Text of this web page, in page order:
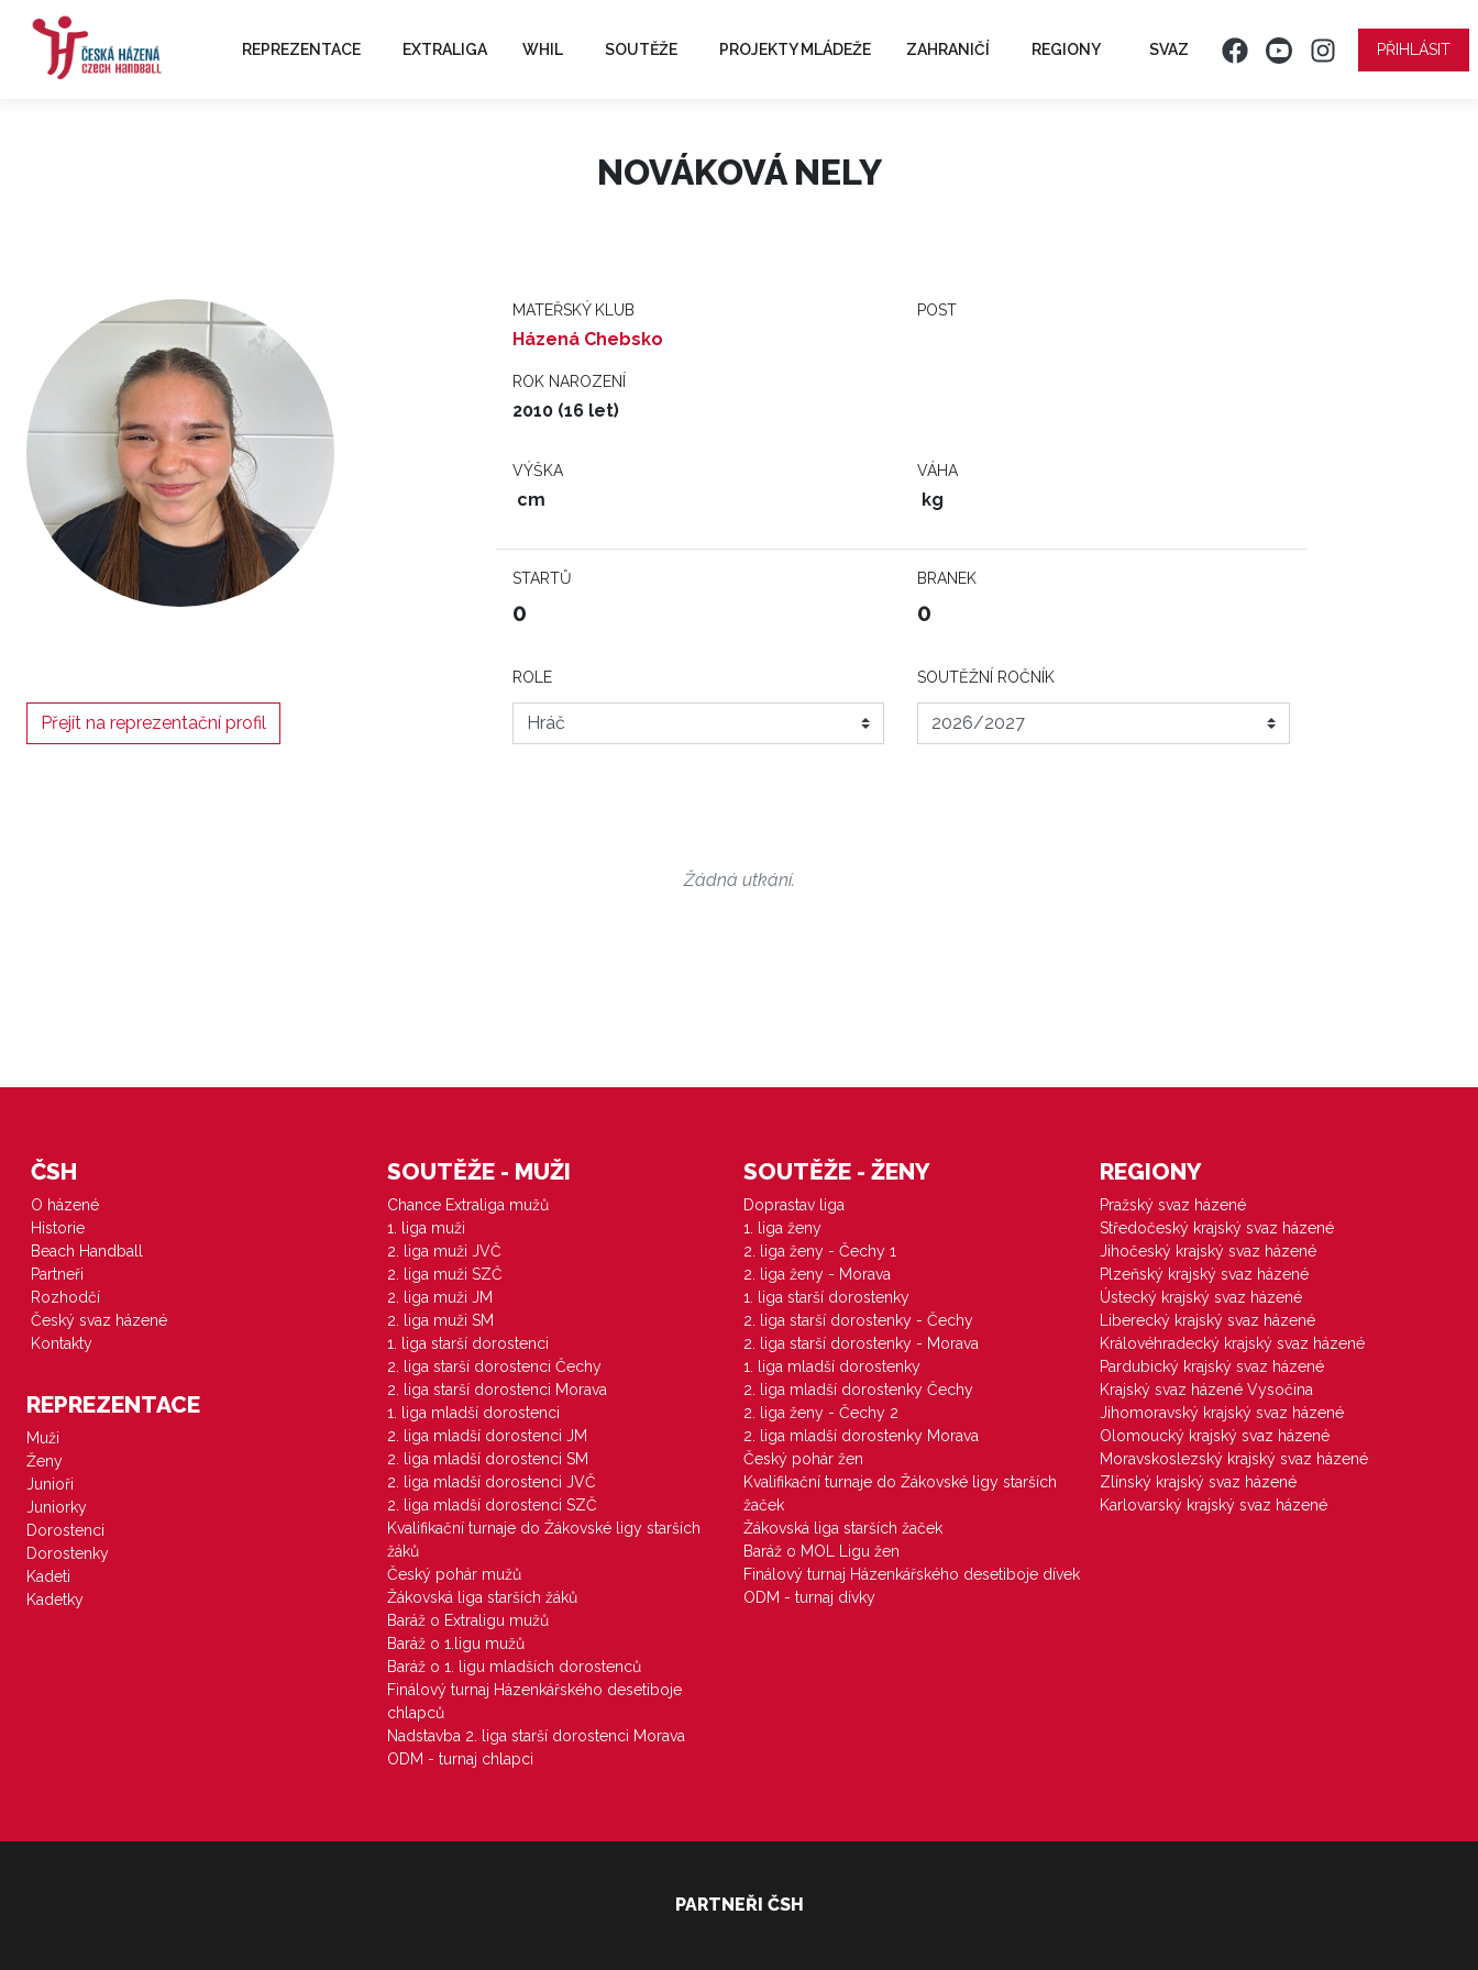
REPREZENTACE EXTRALIGA WHIL SOUTĚŽE PROJEKTY MLÁDEŽE ZAHRANIČÍ REGIONY SVAZ PŘIHLÁSIT
NOVÁKOVÁ NELY
MATEŘSKÝ KLUB
Házená Chebsko
POST
ROK NAROZENÍ
2010 (16 let)
VÝŠKA
cm
VÁHA
kg
STARTŮ
0
BRANEK
0
Přejít na reprezentační profil
ROLE SOUTĚŽNÍ ROČNÍK
Žádná utkání.
ČSH
O házené
Historie
Beach Handball
Partneři
Rozhodčí
Český svaz házené
Kontakty
REPREZENTACE
Muži
Ženy
Junioři
Juniorky
Dorostenci
Dorostenky
Kadeti
Kadetky
SOUTĚŽE - MUŽI
Chance Extraliga mužů
1. liga muži
2. liga muži JVČ
2. liga muži SZČ
2. liga muži JM
2. liga muži SM
1. liga starší dorostenci
2. liga starší dorostenci Čechy
2. liga starší dorostenci Morava
1. liga mladší dorostenci
2. liga mladší dorostenci JM
2. liga mladší dorostenci SM
2. liga mladší dorostenci JVČ
2. liga mladší dorostenci SZČ
Kvalifikační turnaje do Žákovské ligy starších
žáků
Český pohár mužů
Žákovská liga starších žáků
Baráž o Extraligu mužů
Baráž o 1.ligu mužů
Baráž o 1. ligu mladších dorostenců
Finálový turnaj Házenkářského desetiboje
chlapců
Nadstavba 2. liga starší dorostenci Morava
ODM - turnaj chlapci
SOUTĚŽE - ŽENY
Doprastav liga
1. liga ženy
2. liga ženy - Čechy 1
2. liga ženy - Morava
1. liga starší dorostenky
2. liga starší dorostenky - Čechy
2. liga starší dorostenky - Morava
1. liga mladší dorostenky
2. liga mladší dorostenky Čechy
2. liga ženy - Čechy 2
2. liga mladší dorostenky Morava
Český pohár žen
Kvalifikační turnaje do Žákovské ligy starších
žaček
Žákovská liga starších žaček
Baráž o MOL Ligu žen
Finálový turnaj Házenkářského desetiboje dívek
ODM - turnaj dívky
REGIONY
Pražský svaz házené
Středočeský krajský svaz házené
Jihočeský krajský svaz házené
Plzeňský krajský svaz házené
Ústecký krajský svaz házené
Liberecký krajský svaz házené
Královéhradecký krajský svaz házené
Pardubický krajský svaz házené
Krajský svaz házené Vysočina
Jihomoravský krajský svaz házené
Olomoucký krajský svaz házené
Moravskoslezský krajský svaz házené
Zlínský krajský svaz házené
Karlovarský krajský svaz házené
PARTNEŘI ČSH